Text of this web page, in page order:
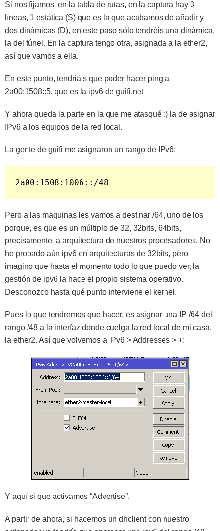
Si nos fijamos, en la tabla de rutas, en la captura hay 3
líneas, 1 estática (S) que es la que acabamos de añadir y
dos dinámicas (D), en este paso sólo tendréis una dinámica,
la del túnel. En la captura tengo otra, asignada a la ether2,
así que vamos a ella.
En este punto, tendriáis que poder hacer ping a
2a00:1508::5, que es la ipv6 de guifi.net
Y ahora queda la parte en la que me atasqué :) la de asignar
IPv6 a los equipos de la red local.
La gente de guifi me asignaron un rango de IPv6:
2a00:1508:1006::/48
Pero a las maquinas les vamos a destinar /64, uno de los
porque, es que es un múltiplo de 32, 32bits, 64bits,
precisamente la arquitectura de nuestros procesadores. No
he probado aún ipv6 en arquitecturas de 32bits, pero
imagino que hasta el momento todo lo que puedo ver, la
gestión de ipv6 la hace el propio sistema operativo.
Desconozco hasta qué punto interviene el kernel.
Pues lo que tendremos que hacer, es asignar una IP /64 del
rango /48 a la interfaz donde cuelga la red local de mi casa,
la ether2. Así que volvemos a IPv6 > Addresses > +:
Y aquí si que activamos “Advertise”.
A partir de ahora, si hacemos un dhclient con nuestro